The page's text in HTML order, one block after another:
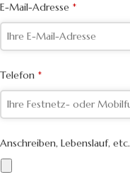
E-Mail-Adresse *
Business
Email *
Telefon *
Anschreiben, Lebenslauf, etc.